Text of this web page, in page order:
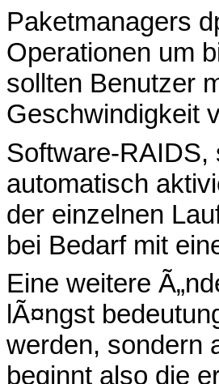
Paketmanagers
Operationen um
sollten Benutzer
Geschwindigkeit
Software-RAIDS,
automatisch
der einzelnen
bei Bedarf mit
Eine weitere
lÃ¤ngst
werden, sondern
beginnt also die